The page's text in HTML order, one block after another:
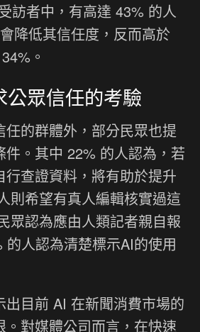
訪者中，有高達 43% 的人
降低其信任度，反而高於
。
公眾信任的考驗
任的群體外，部分民眾也提
件。其中 22% 的人認為，若
行查證資料，將有助於提升
則希望有真人編輯核實過這
眾認為應由人類記者親自報
的人認為清楚標示AI的使用
出目前 AI 在新聞消費市場的
。對媒體公司而言，在快速